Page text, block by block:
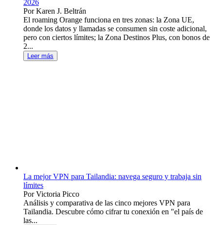
2026
Por Karen J. Beltrán
El roaming Orange funciona en tres zonas: la Zona UE,
donde los datos y llamadas se consumen sin coste adicional,
pero con ciertos límites; la Zona Destinos Plus, con bonos de
2...
Leer más
La mejor VPN para Tailandia: navega seguro y trabaja sin
límites
Por Victoria Picco
Análisis y comparativa de las cinco mejores VPN para
Tailandia. Descubre cómo cifrar tu conexión en "el país de
las...